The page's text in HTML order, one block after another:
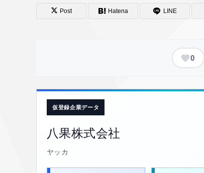
Post Hatena LINE
0
仮登録企業データ
八果株式会社
ヤッカ